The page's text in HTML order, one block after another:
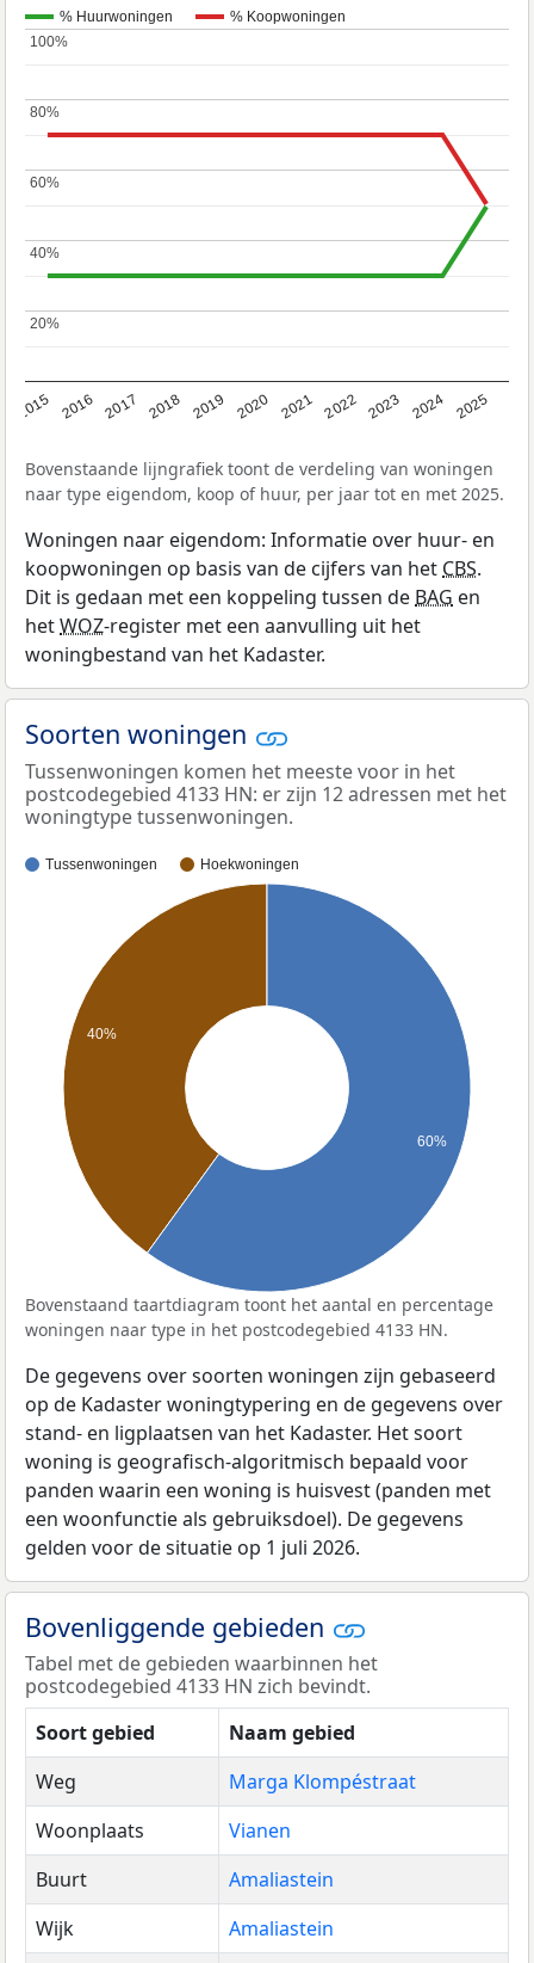
% Huurwoningen % Koopwoningen
2015 2016 2017 2018 2019 2020 2021 2022 2023 2024 2025
20%
20%
40%
40%
60%
60%
80%
80%
100%
100%
Bovenstaande lijngrafiek toont de verdeling van woningen
naar type eigendom, koop of huur, per jaar tot en met 2025.
Woningen naar eigendom: Informatie over huur- en
koopwoningen op basis van de cijfers van hetCBS.
Dit is gedaan met een koppeling tussen deBAG en
hetWOZ-register met een aanvulling uit het
woningbestand van het Kadaster.
Soorten woningen
Tussenwoningen komen het meeste voor in het
postcodegebied 4133 HN: er zijn 12 adressen met het
woningtype tussenwoningen.
Tussenwoningen Hoekwoningen
40%
60%
Bovenstaand taartdiagram toont het aantal en percentage
woningen naar type in het postcodegebied 4133 HN.
De gegevens over soorten woningen zijn gebaseerd
op de Kadaster woningtypering en de gegevens over
stand- en ligplaatsen van het Kadaster. Het soort
woning is geografisch-algoritmisch bepaald voor
panden waarin een woning is huisvest (panden met
een woonfunctie als gebruiksdoel). De gegevens
gelden voor de situatie op 1 juli 2026.
Bovenliggende gebieden
Tabel met de gebieden waarbinnen het
postcodegebied 4133 HN zich bevindt.
Soort gebied
Naam gebied
Weg
Marga Klompéstraat
Woonplaats
Vianen
Buurt
Amaliastein
Wijk
Amaliastein